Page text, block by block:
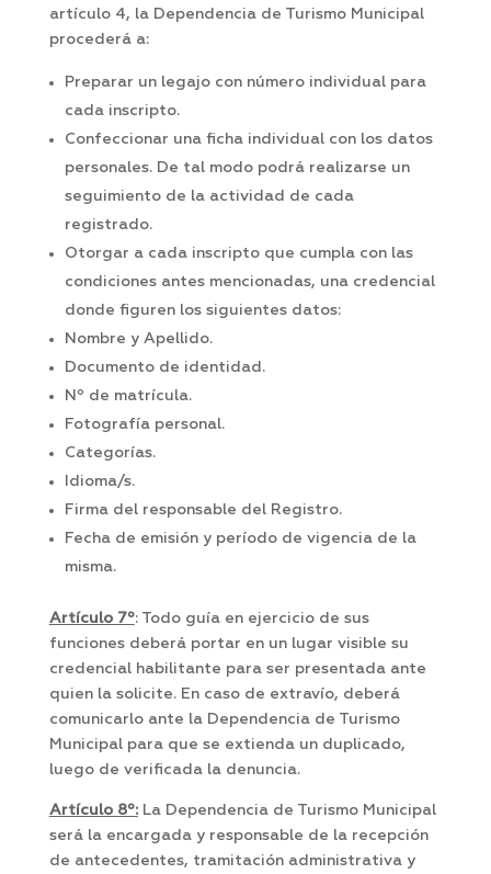
artículo 4, la Dependencia de Turismo Municipal
procederá a:
Preparar un legajo con número individual para
cada inscripto.
Confeccionar una ficha individual con los datos
personales. De tal modo podrá realizarse un
seguimiento de la actividad de cada
registrado.
Otorgar a cada inscripto que cumpla con las
condiciones antes mencionadas, una credencial
donde figuren los siguientes datos:
Nombre y Apellido.
Documento de identidad.
Nº de matrícula.
Fotografía personal.
Categorías.
Idioma/s.
Firma del responsable del Registro.
Fecha de emisión y período de vigencia de la
misma.
Artículo 7º: Todo guía en ejercicio de sus
funciones deberá portar en un lugar visible su
credencial habilitante para ser presentada ante
quien la solicite. En caso de extravío, deberá
comunicarlo ante la Dependencia de Turismo
Municipal para que se extienda un duplicado,
luego de verificada la denuncia.
Artículo 8º:La Dependencia de Turismo Municipal
será la encargada y responsable de la recepción
de antecedentes, tramitación administrativa y